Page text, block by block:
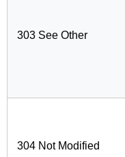
303 See Other
304 Not Modified